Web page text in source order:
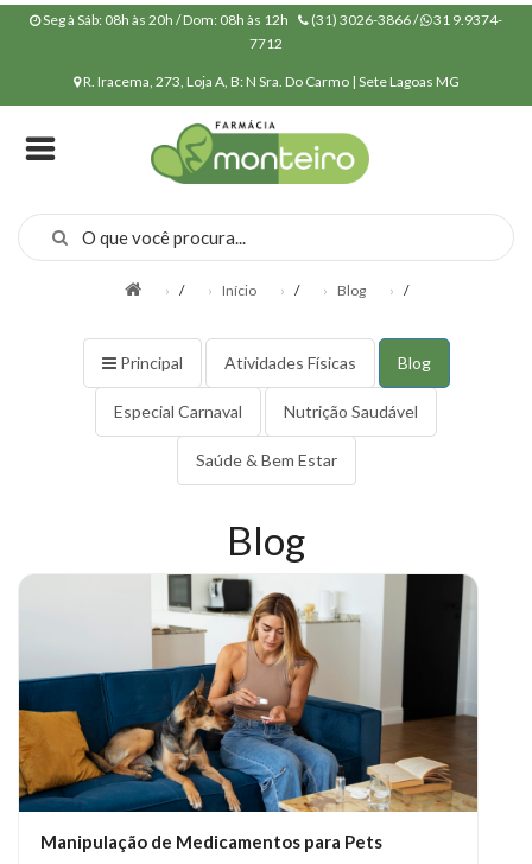
Seg à Sáb: 08h às 20h / Dom: 08h às 12h (31) 3026-3866 /
31 9.9374-
7712
R. Iracema, 273, Loja A, B: N Sra. Do Carmo | Sete Lagoas MG
CONVÊNIOS
PRIVACIDADE
BLOG
CENTRAL
ATENDIMENTO
(31)
3026-
3866
Chat
/ Início / Blog /
Principal Atividades Físicas Blog
Especial Carnaval Nutrição Saudável
Saúde & Bem Estar
Blog
Manipulação de Medicamentos para Pets